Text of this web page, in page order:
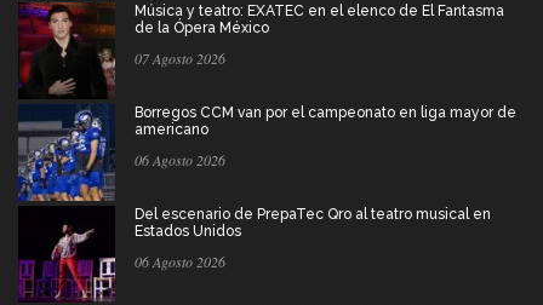
Música y teatro: EXATEC en el elenco de El Fantasma
de la Ópera México
07 Agosto 2026
Borregos CCM van por el campeonato en liga mayor de
americano
06 Agosto 2026
Del escenario de PrepaTec Qro al teatro musical en
Estados Unidos
06 Agosto 2026